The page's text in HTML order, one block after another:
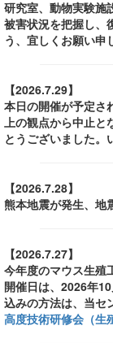
研究室、動物実験施
被害状況を把握し、
う、宜しくお願い申
【2026.7.29】
本日の開催が予定さ
上の観点から中止と
とうございました。
【2026.7.28】
熊本地震が発生、地
【2026.7.27】
今年度のマウス生殖
開催日は、2026年
込みの方法は、当セ
高度技術研修会（生